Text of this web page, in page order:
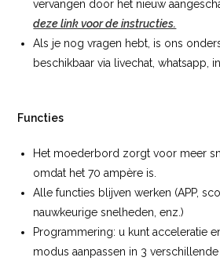
vervangen door het nieuw
deze link voor de instructies.
Als je nog vragen hebt, is ons
beschikbaar via livechat, whatsapp,
Functies
Het moederbord zorgt voor meer
omdat het 70 ampère is.
Alle functies blijven werken (APP,
nauwkeurige snelheden, enz.)
Programmering: u kunt acceleratie
modus aanpassen in 3